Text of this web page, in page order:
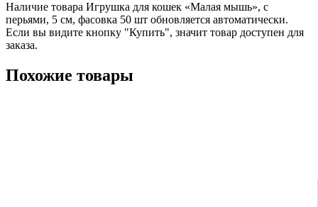
Наличие товара Игрушка для кошек «Малая мышь», с
перьями, 5 см, фасовка 50 шт обновляется автоматически.
Если вы видите кнопку "Купить", значит товар доступен для
заказа.
Похожие товары